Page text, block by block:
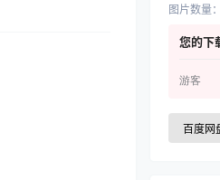
图片数量：
您的下
游客
百度网